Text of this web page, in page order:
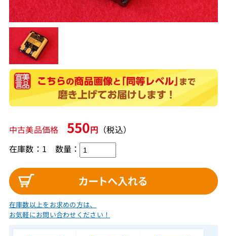
中古美品価格 550円 （税込）
在庫数：1 数量：
在庫数以上をお求めの方は、
お気軽にお問い合わせください！